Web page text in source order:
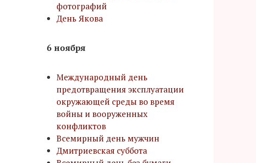
фотографий
День Якова
6 ноября
Международный день
предотвращения эксплуатации
окружающей среды во время
войны и вооруженных
конфликтов
Всемирный день мужчин
Дмитриевская суббота